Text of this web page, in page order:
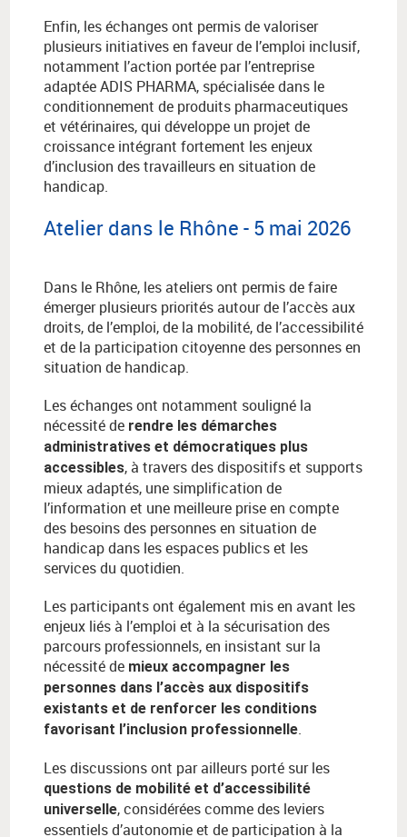
Enfin, les échanges ont permis de valoriser
plusieurs initiatives en faveur de l’emploi inclusif,
notamment l’action portée par l’entreprise
adaptée ADIS PHARMA, spécialisée dans le
conditionnement de produits pharmaceutiques
et vétérinaires, qui développe un projet de
croissance intégrant fortement les enjeux
d’inclusion des travailleurs en situation de
handicap.
Atelier dans le Rhône - 5 mai 2026
Dans le Rhône, les ateliers ont permis de faire
émerger plusieurs priorités autour de l’accès aux
droits, de l’emploi, de la mobilité, de l’accessibilité
et de la participation citoyenne des personnes en
situation de handicap.
Les échanges ont notamment souligné la
nécessité de rendre les démarches
administratives et démocratiques plus
accessibles, à travers des dispositifs et supports
mieux adaptés, une simplification de
l’information et une meilleure prise en compte
des besoins des personnes en situation de
handicap dans les espaces publics et les
services du quotidien.
Les participants ont également mis en avant les
enjeux liés à l’emploi et à la sécurisation des
parcours professionnels, en insistant sur la
nécessité de mieux accompagner les
personnes dans l’accès aux dispositifs
existants et de renforcer les conditions
favorisant l’inclusion professionnelle.
Les discussions ont par ailleurs porté sur les
questions de mobilité et d’accessibilité
universelle, considérées comme des leviers
essentiels d’autonomie et de participation à la